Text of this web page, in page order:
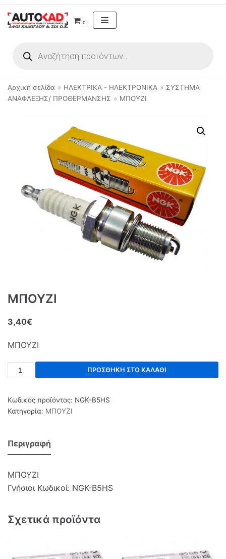
Μεταπηδήστε
στο
0
Αρχική σελίδα » ΗΛΕΚΤΡΙΚΑ - ΗΛΕΚΤΡΟΝΙΚΑ » ΣΥΣΤΗΜΑ
ΑΝΑΦΛΕΞΗΣ/ ΠΡΟΘΕΡΜΑΝΣΗΣ » ΜΠΟΥΖΙ
ΜΠΟΥΖΙ
3,40€
ΜΠΟΥΖΙ
ΠΡΟΣΘΉΚΗ ΣΤΟ ΚΑΛΆΘΙ
Κωδικός προϊόντος: NGK-B5HS
Κατηγορία: ΜΠΟΥΖΙ
Περιγραφή
ΜΠΟΥΖΙ
Γνήσιοι Κωδικοί: NGK-B5HS
Σχετικά προϊόντα